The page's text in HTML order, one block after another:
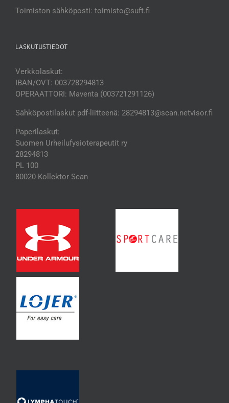
Toimiston sähköposti: toimisto@suft.fi
LASKUTUSTIEDOT
Verkkolaskut:
IBAN/OVT: 003728294813
OPERAATTORI: Maventa (003721291126)
Sähköpostilaskut pdf-liitteenä: 28294813@scan.netvisor.fi
Paperilaskut:
Suomen Urheilufysioterapeutit ry
28294813
PL 100
80020 Kollektor Scan